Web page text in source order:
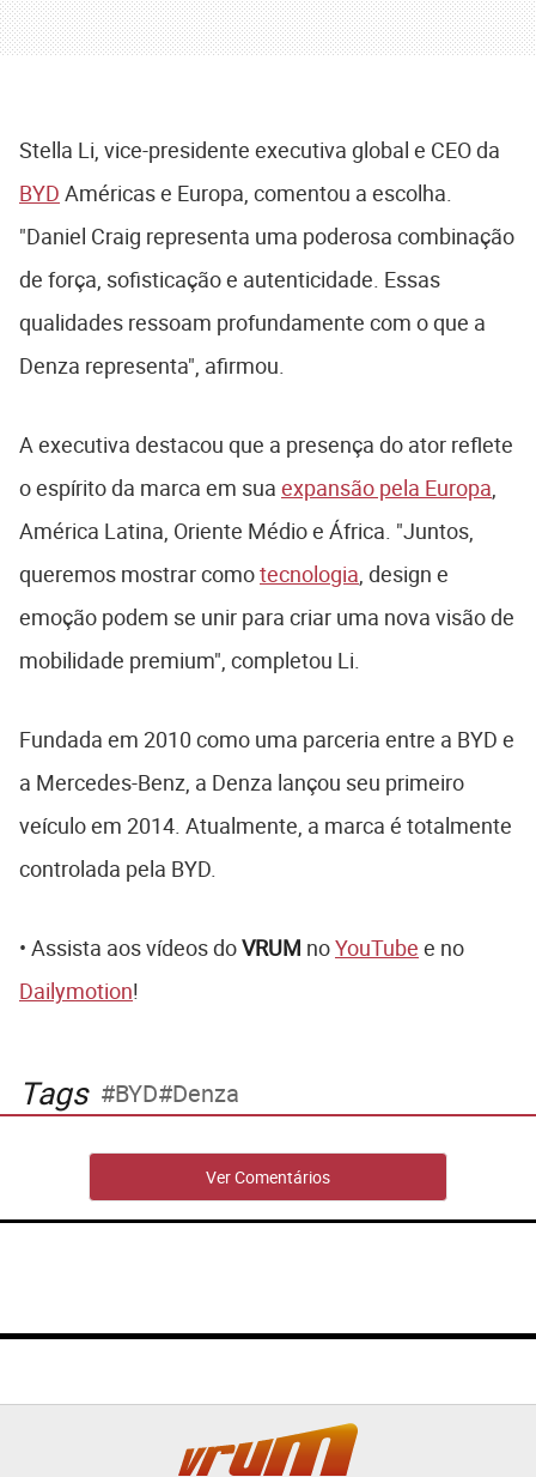
Stella Li, vice-presidente executiva global e CEO da
BYD Américas e Europa, comentou a escolha.
"Daniel Craig representa uma poderosa combinação
de força, sofisticação e autenticidade. Essas
qualidades ressoam profundamente com o que a
Denza representa", afirmou.
A executiva destacou que a presença do ator reflete
o espírito da marca em sua expansão pela Europa,
América Latina, Oriente Médio e África. "Juntos,
queremos mostrar comotecnologia, design e
emoção podem se unir para criar uma nova visão de
mobilidade premium", completou Li.
Fundada em 2010 como uma parceria entre a BYD e
a Mercedes-Benz, a Denza lançou seu primeiro
veículo em 2014. Atualmente, a marca é totalmente
controlada pela BYD.
• Assista aos vídeos doVRUM noYouTube e no
Dailymotion!
Tags BYD Denza
Ver Comentários